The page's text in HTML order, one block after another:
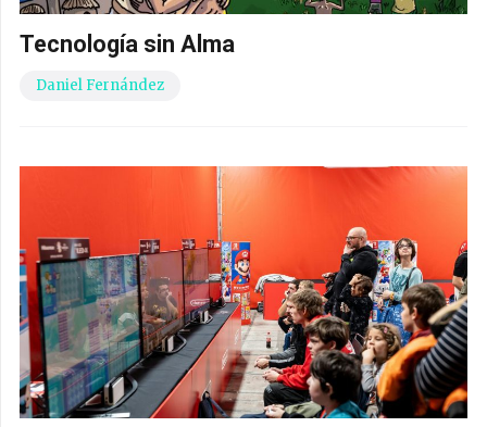
Tecnología sin Alma
Daniel Fernández